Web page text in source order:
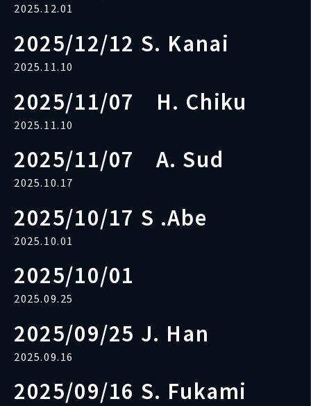
2025.12.01
2025/12/12 S. Kanai
2025.11.10
2025/11/07 H. Chiku
2025.11.10
2025/11/07 A. Sud
2025.10.17
2025/10/17 S .Abe
2025.10.01
2025/10/01
2025.09.25
2025/09/25 J. Han
2025.09.16
2025/09/16 S. Fukami